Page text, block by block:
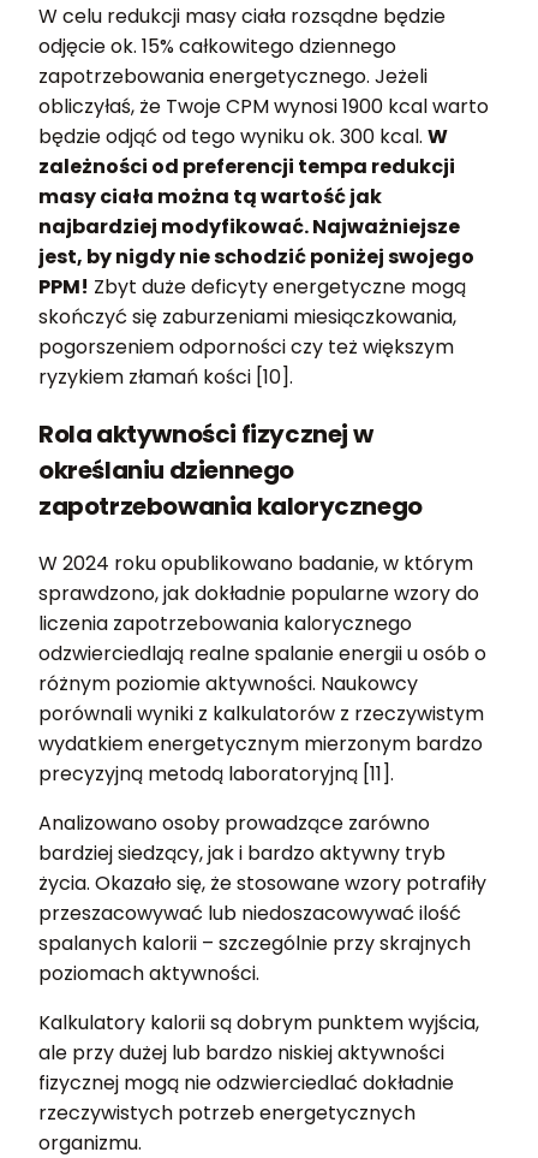
W celu redukcji masy ciała rozsądne będzie
odjęcie ok. 15% całkowitego dziennego
zapotrzebowania energetycznego. Jeżeli
obliczyłaś, że Twoje CPM wynosi 1900 kcal warto
będzie odjąć od tego wyniku ok. 300 kcal. W
zależności od preferencji tempa redukcji
masy ciała można tą wartość jak
najbardziej modyfikować. Najważniejsze
jest, by nigdy nie schodzić poniżej swojego
PPM! Zbyt duże deficyty energetyczne mogą
skończyć się zaburzeniami miesiączkowania,
pogorszeniem odporności czy też większym
ryzykiem złamań kości [10].
Rola aktywności fizycznej w
określaniu dziennego
zapotrzebowania kalorycznego
W 2024 roku opublikowano badanie, w którym
sprawdzono, jak dokładnie popularne wzory do
liczenia zapotrzebowania kalorycznego
odzwierciedlają realne spalanie energii u osób o
różnym poziomie aktywności. Naukowcy
porównali wyniki z kalkulatorów z rzeczywistym
wydatkiem energetycznym mierzonym bardzo
precyzyjną metodą laboratoryjną [11].
Analizowano osoby prowadzące zarówno
bardziej siedzący, jak i bardzo aktywny tryb
życia. Okazało się, że stosowane wzory potrafiły
przeszacowywać lub niedoszacowywać ilość
spalanych kalorii – szczególnie przy skrajnych
poziomach aktywności.
Kalkulatory kalorii są dobrym punktem wyjścia,
ale przy dużej lub bardzo niskiej aktywności
fizycznej mogą nie odzwierciedlać dokładnie
rzeczywistych potrzeb energetycznych
organizmu.